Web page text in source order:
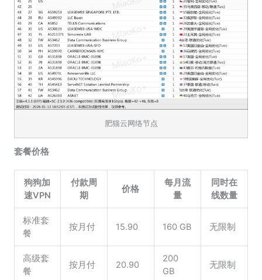
肥猫云网络节点
套餐价格
狗狗加
速VPN
付款周
期
价格
每月流
量
同时在
线数量
标准套
餐
按月付 15.90 160 GB 无限制
高级套
餐
按月付 20.90
200
GB
无限制